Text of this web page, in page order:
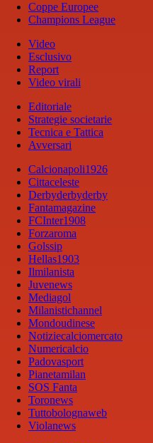
Coppe Europee
Champions League
Video
Esclusivo
Report
Video virali
Editoriale
Strategie societarie
Tecnica e Tattica
Avversari
Calcionapoli1926
Cittaceleste
Derbyderbyderby
Fantamagazine
FCInter1908
Forzaroma
Golssip
Hellas1903
Ilmilanista
Juvenews
Mediagol
Milanistichannel
Mondoudinese
Notiziecalciomercato
Numericalcio
Padovasport
Pianetamilan
SOS Fanta
Toronews
Tuttobolognaweb
Violanews